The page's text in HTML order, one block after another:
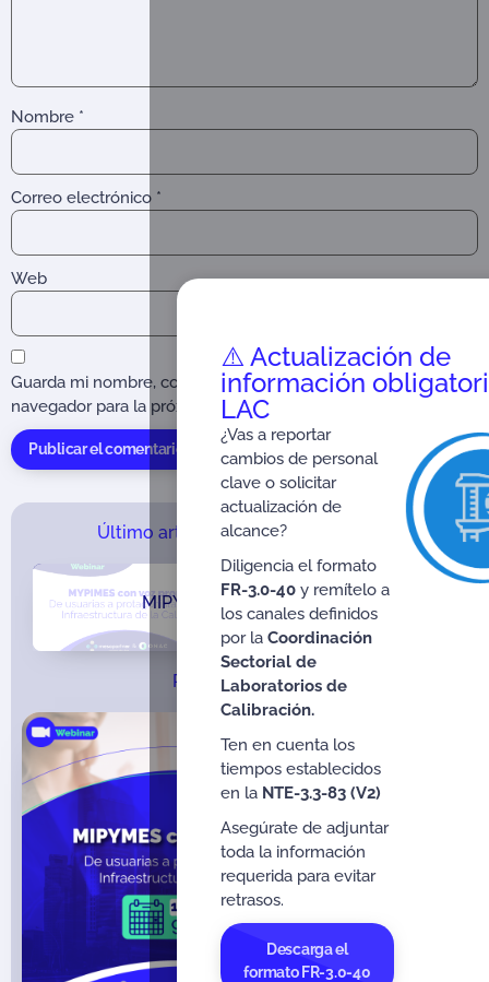
Nombre *
Correo electrónico *
Web
Guarda mi nombre, correo electrónico y web en este
navegador para la próxima vez que comente.
Último artículo en el Blog de Ulrich:
MIPYMES con voz propia
Próximo Webinar:
⚠️ Actualización de
información
LAC
¿Vas a reportar
cambios de personal
clave o solicitar
actualización de
alcance?
Diligencia el formato
FR-3.0-40y remítelo a
los canales definidos
por la Coordinación
Sectorial de
Laboratorios de
Calibración.
Ten en cuenta los
tiempos establecidos
en la NTE-3.3-83 (V2)
Asegúrate de adjuntar
toda la información
requerida para evitar
retrasos.
Descarga el
formato FR-3.0-40